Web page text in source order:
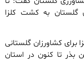
گلستان به کشت کلزا
امسال ۲۲۵ تن بذر کلزا برای کشاورزان گلستانی
شده است، افزود: نزدیک به ۲۰۰ تن بذر تا کنون در استان